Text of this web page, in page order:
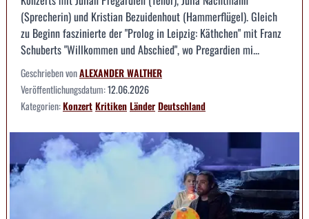
(Sprecherin) und Kristian Bezuidenhout (Hammerflügel). Gleich
zu Beginn faszinierte der "Prolog in Leipzig: Käthchen" mit Franz
Schuberts "Willkommen und Abschied", wo Pregardien mi...
Geschrieben vonALEXANDER WALTHER
Veröffentlichungsdatum:12.06.2026
Kategorien:KonzertKritikenLänderDeutschland